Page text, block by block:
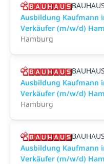
Ausbildung Kaufmann
Verkäufer (m/w/d)
Hamburg
Ausbildung Kaufmann
Verkäufer (m/w/d)
Hamburg
Ausbildung Kaufmann
Verkäufer (m/w/d)